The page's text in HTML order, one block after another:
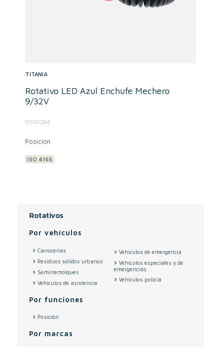
Rotativos
Por vehículos
Carrocerías
Residuos sólidos urbanos
Semirremolques
Vehículos de asistencia
Vehículos de emergencia
Vehículos especiales y de
emergencias
Vehículos policía
Por funciones
Posición
Por marcas
TITANIA
Rotativo LED Azul Enchufe Mechero
9/32V
DY00284
Posición
ISO 4165